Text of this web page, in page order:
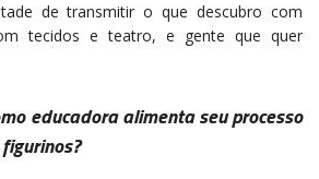
de transmitir o que descubro com
tecidos e teatro, e gente que quer
educadora alimenta seu processo